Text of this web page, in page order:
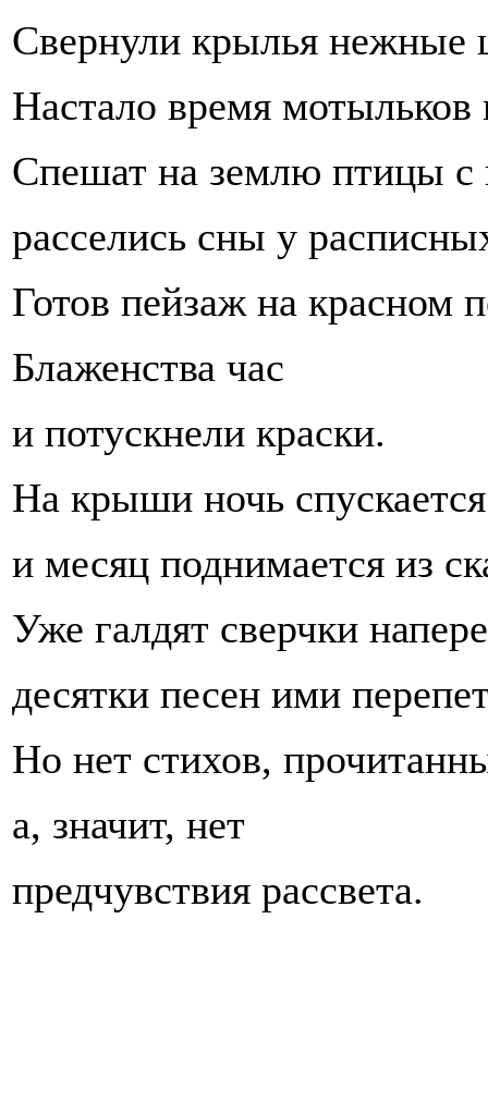
Свернули крылья нежные
Настало время
Спешат на землю птицы с
расселись сны у
Готов пейзаж на красном
Блаженства час
и потускнели краски.
На крыши ночь
и месяц поднимается из
Уже галдят сверчки
десятки песен ими
Но нет стихов,
а, значит, нет
предчувствия рассвета.